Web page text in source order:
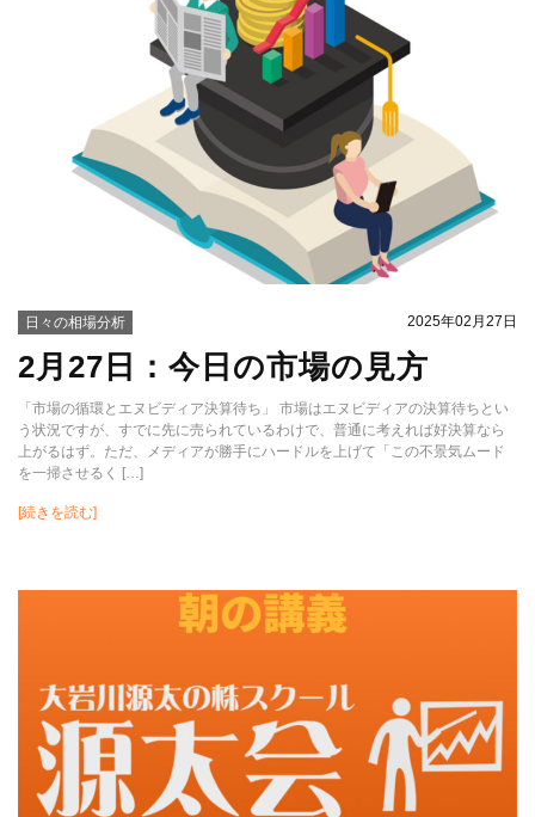
日々の相場分析 2025年02月27日
2月27日：今日の市場の見方
「市場の循環とエヌビディア決算待ち」 市場はエヌビディアの決算待ちとい
う状況ですが、すでに先に売られているわけで、普通に考えれば好決算なら
上がるはず。ただ、メディアが勝手にハードルを上げて「この不景気ムード
を一掃させるく […]
[続きを読む]